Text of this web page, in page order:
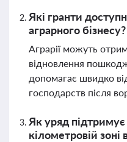
Які гранти
аграрного бізнесу?
Аграрії можуть
відновлення
допомагає швидко
господарств після
Як уряд
кілометровій зоні